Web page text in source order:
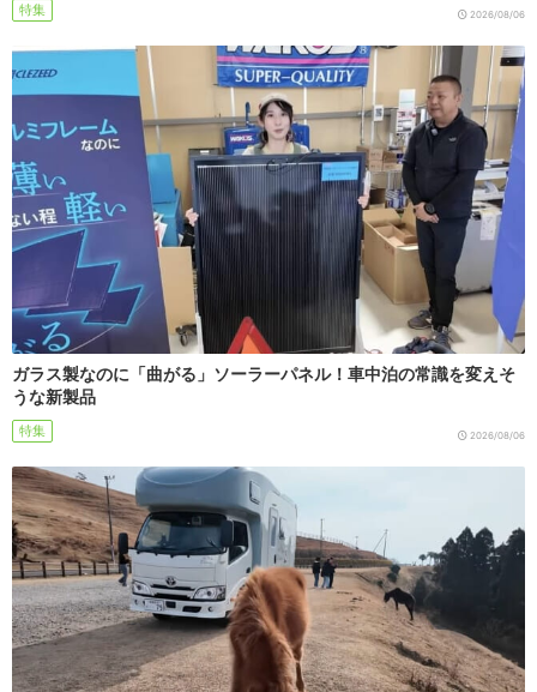
特集 2026/08/06
ガラス製なのに「曲がる」ソーラーパネル！車中泊の常識を変えそ
うな新製品
特集 2026/08/06